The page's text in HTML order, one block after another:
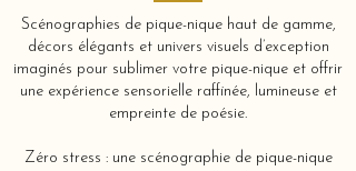
Scénographies de pique-nique haut de gamme,
décors élégants et univers visuels d’exception
imaginés pour sublimer votre pique-nique et offrir
une expérience sensorielle raffinée, lumineuse et
empreinte de poésie.
Zéro stress : une scénographie de pique-nique